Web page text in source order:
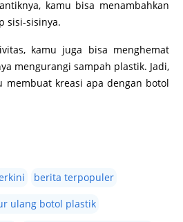
kamu bisa menambahkan
sisi-sisinya.
kamu juga bisa menghemat
mengurangi sampah plastik. Jadi,
membuat kreasi apa dengan botol
berita terpopuler
ulang botol plastik